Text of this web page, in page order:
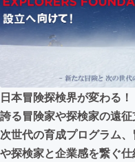
テクノロジー
ビジネス・起業
まちづくり・地
日本冒険探検界が変わる
誇る冒険家や探検家の遠征
次世代の育成プログラム
や探検家と企業感を繋ぐ仕